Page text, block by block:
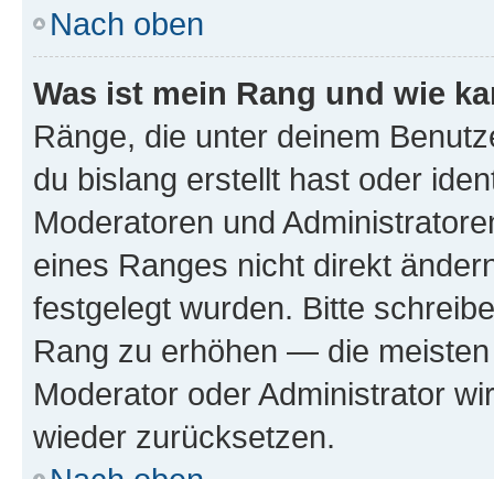
Nach oben
Was ist mein Rang und wie
Ränge, die unter deinem
du bislang erstellt hast oder
Moderatoren und
eines Ranges nicht direkt
festgelegt wurden. Bitte
Rang zu erhöhen — die
Moderator oder Administrator
wieder zurücksetzen.